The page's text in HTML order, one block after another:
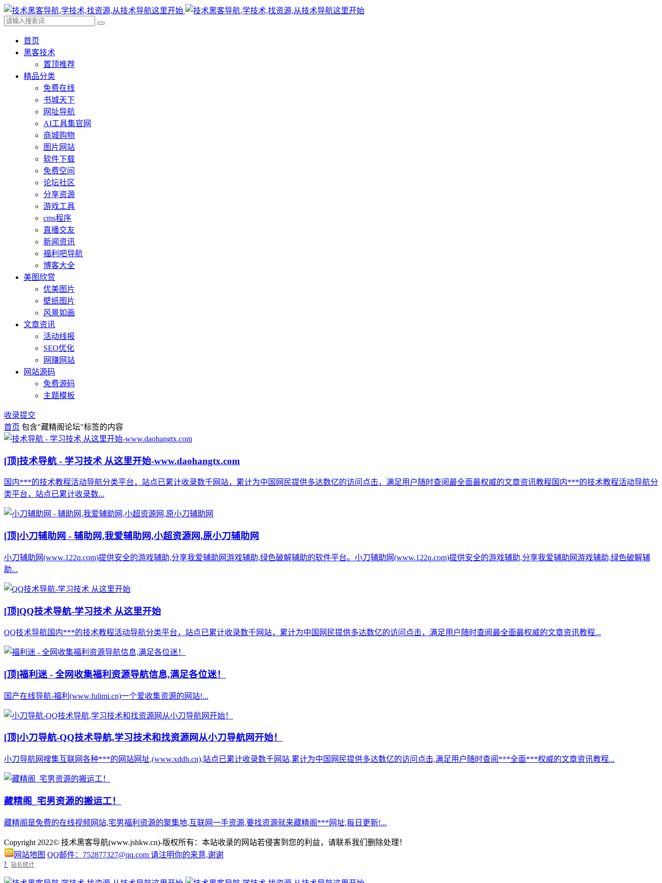
首页
黑客技术
置顶推荐
精品分类
免费在线
书城天下
网址导航
AI工具集官网
商城购物
图片网站
软件下载
免费空间
论坛社区
分享资源
游戏工具
cms程序
直播交友
新闻资讯
福利吧导航
博客大全
美图欣赏
优美图片
壁纸图片
风景如画
文章资讯
活动线报
SEO优化
网赚网站
网站源码
免费源码
主题模板
收录提交
首页 包含"藏精阁论坛"标签的内容
[顶]技术导航 - 学习技术 从这里开始-www.daohangtx.com
国内***的技术教程活动导航分类平台，站点已累计收录数千网站，累计为中国网民提供多达数亿的访问点击，满足用户随时查阅最全面最权威的文章资讯教程国内***的技术教程活动导航分
类平台，站点已累计收录数...
[顶]小刀辅助网 - 辅助网,我爱辅助网,小超资源网,原小刀辅助网
小刀辅助网(www.122q.com)提供安全的游戏辅助,分享我爱辅助网游戏辅助,绿色破解辅助的软件平台。小刀辅助网(www.122q.com)提供安全的游戏辅助,分享我爱辅助网游戏辅助,绿色破解辅
助...
[顶]QQ技术导航-学习技术 从这里开始
QQ技术导航国内***的技术教程活动导航分类平台，站点已累计收录数千网站，累计为中国网民提供多达数亿的访问点击，满足用户随时查阅最全面最权威的文章资讯教程...
[顶]福利迷 - 全网收集福利资源导航信息,满足各位迷！
国产在线导航-福利(www.fulimi.cn)一个爱收集资源的网站!...
[顶]小刀导航-QQ技术导航,学习技术和找资源网从小刀导航网开始！
小刀导航网搜集互联网各种***的网站网址,(www.xddh.cn),站点已累计收录数千网站,累计为中国网民提供多达数亿的访问点击,满足用户随时查阅***全面***权威的文章资讯教程...
藏精阁_宅男资源的搬运工！
藏精阁是免费的在线视频网站,宅男福利资源的聚集地,互联网一手资源,要找资源就来藏精阁***网址,每日更新!...
Copyright 2022© 技术黑客导航(www.jshkw.cn)-版权所有：本站收录的网站若侵害到您的利益，请联系我们删除处理！
网站地图 QQ邮件：752877327@qq.com 请注明你的来意,谢谢
!
站长统计